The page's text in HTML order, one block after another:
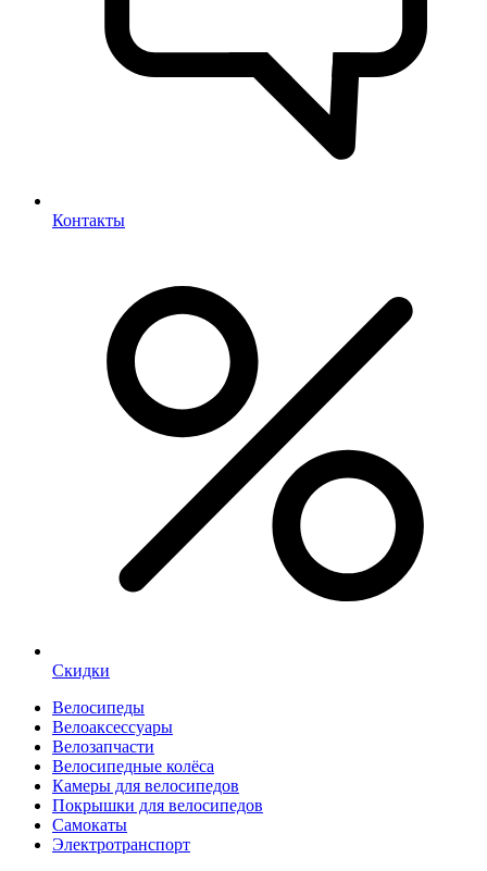
Контакты
Скидки
Велосипеды
Велоаксессуары
Велозапчасти
Велосипедные колёса
Камеры для велосипедов
Покрышки для велосипедов
Самокаты
Электротранспорт